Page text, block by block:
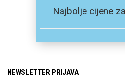
Najbolje cijene za
NEWSLETTER PRIJAVA